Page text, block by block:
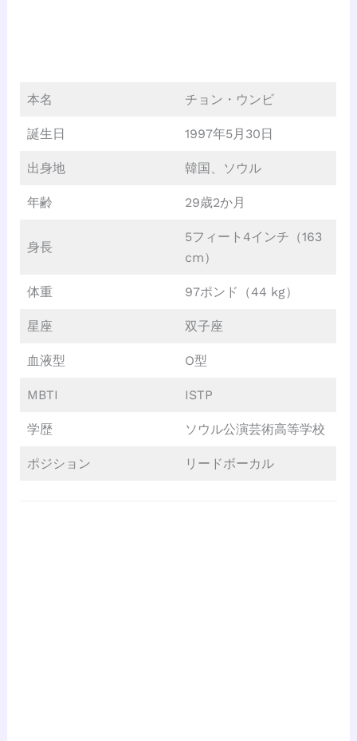
本名 チョン・ウンビ
誕生日 1997年5月30日
出身地 韓国、ソウル
年齢 29歳2か月
身長
5フィート4インチ（163
cm）
体重 97ポンド（44 kg）
星座 双子座
血液型 O型
MBTI ISTP
学歴 ソウル公演芸術高等学校
ポジション リードボーカル